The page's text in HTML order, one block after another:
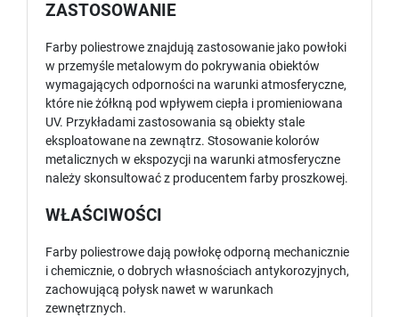
ZASTOSOWANIE
Farby poliestrowe znajdują zastosowanie jako powłoki
w przemyśle metalowym do pokrywania obiektów
wymagających odporności na warunki atmosferyczne,
które nie żółkną pod wpływem ciepła i promieniowana
UV. Przykładami zastosowania są obiekty stale
eksploatowane na zewnątrz. Stosowanie kolorów
metalicznych w ekspozycji na warunki atmosferyczne
należy skonsultować z producentem farby proszkowej.
WŁAŚCIWOŚCI
Farby poliestrowe dają powłokę odporną mechanicznie
i chemicznie, o dobrych własnościach antykorozyjnych,
zachowującą połysk nawet w warunkach
zewnętrznych.